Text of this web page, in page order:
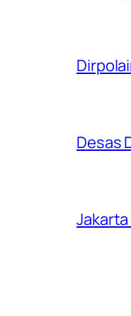
Desas
Jakarta